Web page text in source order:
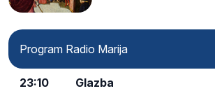
Program Radio Marija
23:10 Glazba